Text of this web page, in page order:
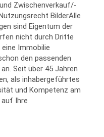
Zwischenverkauf/-
BilderAlle
sind Eigentum der
nicht durch Dritte
Immobilie
den passenden
Seit über 45 Jahren
als inhabergeführtes
und Kompetenz am
auf Ihre